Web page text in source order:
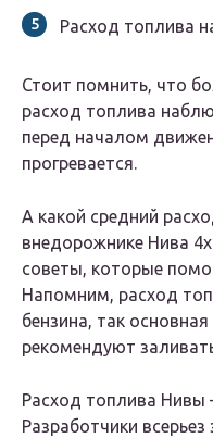
Расход топлива
Стоит помнить, что
расход топлива
перед началом
прогревается.
А какой средний
внедорожнике Нива
советы, которые
Напомним, расход
бензина, так
рекомендуют
Расход топлива Нивы
Разработчики